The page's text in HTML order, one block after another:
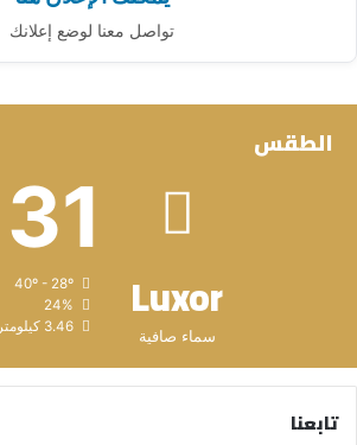
تواصل معنا لوضع إعلانك
الطقس
Luxor
سماء صافية
31
24%
3.46 كيلومتر/ساعة
تابعنا